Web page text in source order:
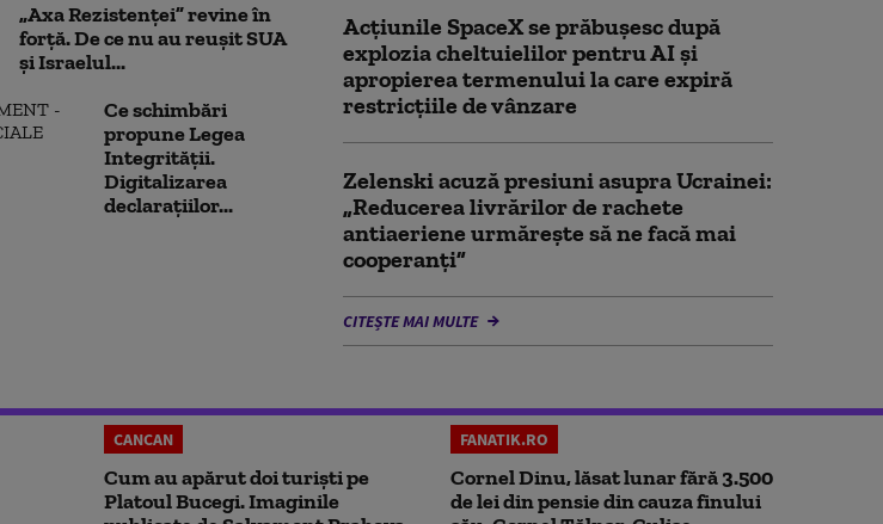
„Axa Rezistenței” revine în
forță. De ce nu au reușit SUA
și Israelul...
Ce schimbări
propune Legea
Integrității.
Digitalizarea
declarațiilor...
Acţiunile SpaceX se prăbuşesc după
explozia cheltuielilor pentru AI şi
apropierea termenului la care expiră
restricţiile de vânzare
Zelenski acuză presiuni asupra Ucrainei:
„Reducerea livrărilor de rachete
antiaeriene urmărește să ne facă mai
cooperanți”
CITEȘTE MAI MULTE
CANCAN
Cum au apărut doi turiști pe
Platoul Bucegi. Imaginile
FANATIK.RO
Cornel Dinu, lăsat lunar fără 3.500
de lei din pensie din cauza finului